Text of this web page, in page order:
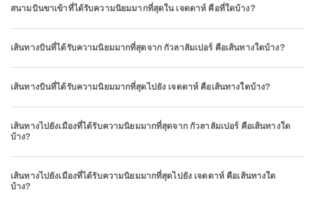
สนามบินขาเข้าที่ได้รับความนิยมมากที่สุดใน เจดดาห์ คือที่ใดบ้าง?
เส้นทางบินที่ได้รับความนิยมมากที่สุดจาก กัวลาลัมเปอร์ คือเส้นทางใดบ้าง?
เส้นทางบินที่ได้รับความนิยมมากที่สุดไปยัง เจดดาห์ คือเส้นทางใดบ้าง?
เส้นทางไปยังเมืองที่ได้รับความนิยมมากที่สุดจาก กัวลาลัมเปอร์ คือเส้นทางใด
บ้าง?
เส้นทางไปยังเมืองที่ได้รับความนิยมมากที่สุดไปยัง เจดดาห์ คือเส้นทางใด
บ้าง?